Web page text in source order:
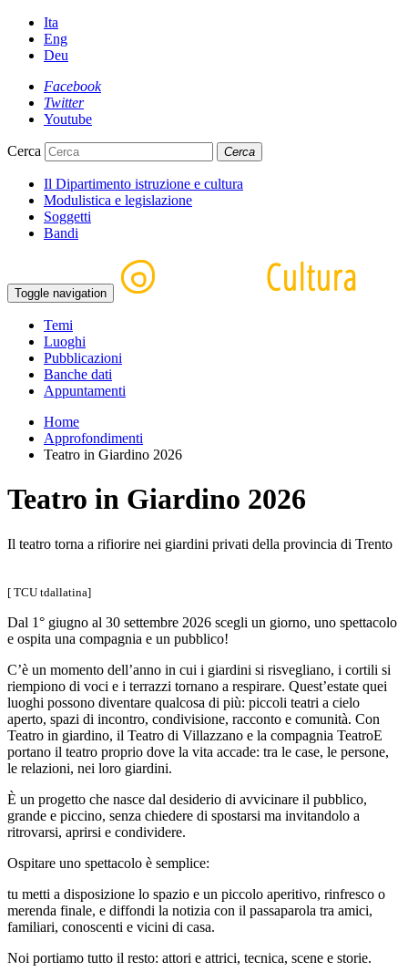
Ita
Eng
Deu
Facebook
Twitter
Youtube
Cerca Cerca
Il Dipartimento istruzione e cultura
Modulistica e legislazione
Soggetti
Bandi
Toggle navigation
Temi
Luoghi
Pubblicazioni
Banche dati
Appuntamenti
Home
Approfondimenti
Teatro in Giardino 2026
Teatro in Giardino 2026
Il teatro torna a rifiorire nei giardini privati della provincia di Trento
[ TCU tdallatina]
Dal 1° giugno al 30 settembre 2026 scegli un giorno, uno spettacolo
e ospita una compagnia e un pubblico!
C’è un momento dell’anno in cui i giardini si risvegliano, i cortili si
riempiono di voci e i terrazzi tornano a respirare. Quest’estate quei
luoghi possono diventare qualcosa di più: piccoli teatri a cielo
aperto, spazi di incontro, condivisione, racconto e comunità. Con
Teatro in giardino, il Teatro di Villazzano e la compagnia TeatroE
portano il teatro proprio dove la vita accade: tra le case, le persone,
le relazioni, nei loro giardini.
È un progetto che nasce dal desiderio di avvicinare il pubblico,
grande e piccino, senza chiedere di spostarsi ma invitandolo a
ritrovarsi, aprirsi e condividere.
Ospitare uno spettacolo è semplice:
tu metti a disposizione lo spazio e un piccolo aperitivo, rinfresco o
merenda finale, e diffondi la notizia con il passaparola tra amici,
familiari, conoscenti e vicini di casa.
Noi portiamo tutto il resto: attori e attrici, tecnica, scene e storie.